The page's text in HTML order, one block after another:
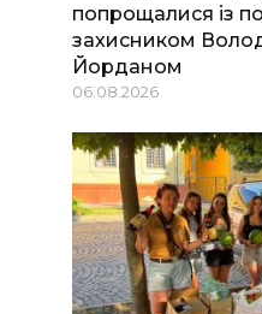
попрощалися із
захисником
Йорданом
06.08.2026